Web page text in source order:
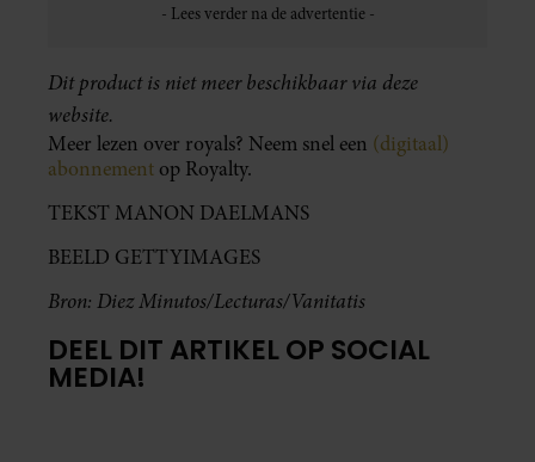
Dit product is niet meer beschikbaar via deze
website.
Meer lezen over royals? Neem snel een (digitaal)
abonnement op Royalty.
TEKST MANON DAELMANS
BEELD GETTYIMAGES
Bron: Diez Minutos/Lecturas/Vanitatis
DEEL DIT ARTIKEL OP SOCIAL
MEDIA!